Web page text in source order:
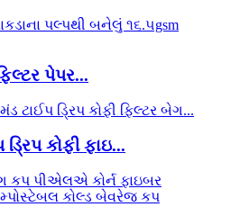
પેપર...
કોફી ફાઇ...